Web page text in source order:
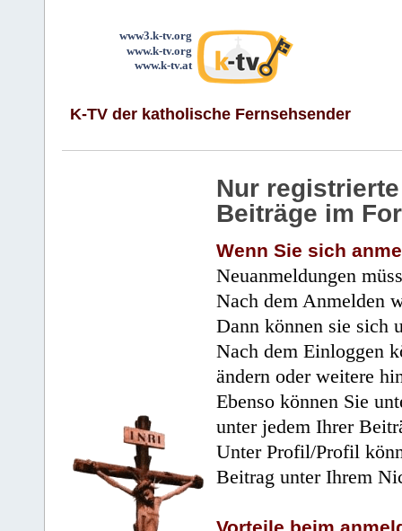
www3.k-tv.org
www.k-tv.org
www.k-tv.at
K-TV der katholische Fernsehsender
Nur
Beiträge im
Wenn Sie sich
Neuanmeldungen
Nach dem Anmelden
Dann können sie sich
Nach dem Einloggen
ändern oder weitere
Ebenso können Sie
unter jedem Ihrer
Unter Profil/Profil
Beitrag unter Ihrem